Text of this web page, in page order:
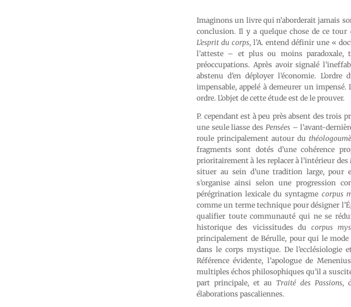
Imaginons un livre qui n’aborderait jamais
conclusion. Il y a quelque chose de ce tour
L’esprit du corps, l’A. entend définir une «
l’atteste – et plus ou moins
préoccupations. Après avoir signalé
abstenu d’en déployer l’économie.
impensable, appelé à demeurer un
ordre. L’objet de cette étude est de le prouver.
P. cependant est à peu près absent des
une seule liasse des Pensées– l’avant-
roule principalement autour du
fragments sont dotés d’une cohérence
prioritairement à les replacer à l’intérieur des
situer au sein d’une tradition large, pour
s’organise ainsi selon une progression
pérégrination lexicale du syntagme corpus
comme un terme technique pour désigner
qualifier toute communauté qui ne se
historique des vicissitudes du corpus
principalement de Bérulle, pour qui le
dans le corps mystique. De
Référence évidente, l’apologue de
multiples échos philosophiques qu’il a
part principale, et au Traité des Passions,
élaborations pascaliennes.